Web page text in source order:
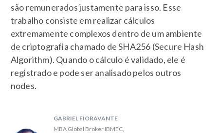
são remunerados justamente para isso. Esse
trabalho consiste em realizar cálculos
extremamente complexos dentro de um ambiente
de criptografia chamado de SHA256 (Secure Hash
Algorithm). Quando o cálculo é validado, ele é
registrado e pode ser analisado pelos outros
nodes.
GABRIEL FIORAVANTE
MBA Global Broker IBMEC,